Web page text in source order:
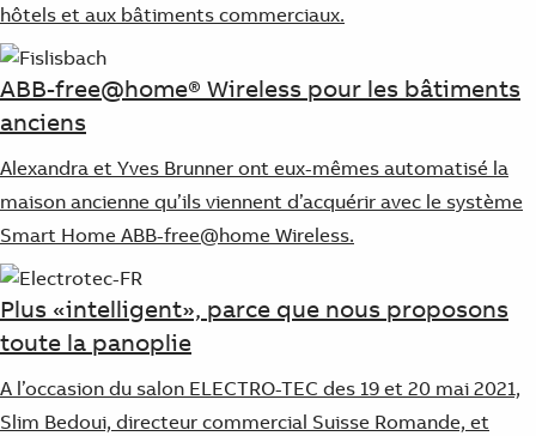
hôtels et aux bâtiments commerciaux.
ABB-free@home® Wireless pour les bâtiments
anciens
Alexandra et Yves Brunner ont eux-mêmes automatisé la
maison ancienne qu’ils viennent d’acquérir avec le système
Smart Home ABB-free@home Wireless.
Plus «intelligent», parce que nous proposons
toute la panoplie
A l’occasion du salon ELECTRO-TEC des 19 et 20 mai 2021,
Slim Bedoui, directeur commercial Suisse Romande, et